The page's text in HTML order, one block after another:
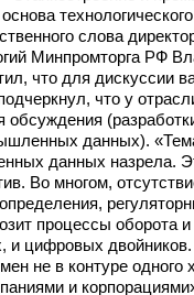
слова
Минпромторга РФ
что для дискуссии
что у
обсуждения
данных).
данных назрела.
Во многом,
процессы оборота
и цифровых
не в контуре одного
и